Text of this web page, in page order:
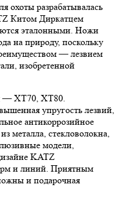
охоты разрабатывалась
Китом Диркатцем
эталонными. Ножи
на природу, поскольку
— лезвием
изобретенной
— XT70, XT80.
упругость лезвий,
антикоррозийное
металла, стекловолокна,
модели,
KATZ
и линий. Приятным
и подарочная